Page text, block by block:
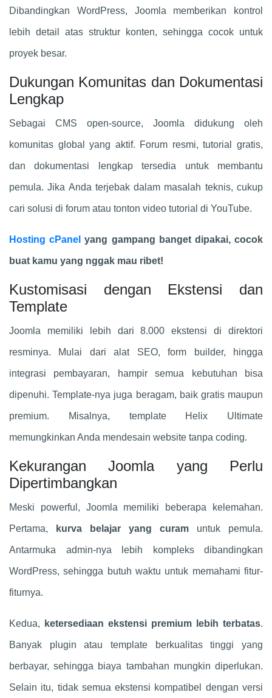
Dibandingkan WordPress, Joomla memberikan kontrol
lebih detail atas struktur konten, sehingga cocok untuk
proyek besar.
Dukungan Komunitas dan Dokumentasi
Lengkap
Sebagai CMS open-source, Joomla didukung oleh
komunitas global yang aktif. Forum resmi, tutorial gratis,
dan dokumentasi lengkap tersedia untuk membantu
pemula. Jika Anda terjebak dalam masalah teknis, cukup
cari solusi di forum atau tonton video tutorial di YouTube.
Hosting cPanel yang gampang banget dipakai, cocok
buat kamu yang nggak mau ribet!
Kustomisasi dengan Ekstensi dan
Template
Joomla memiliki lebih dari 8.000 ekstensi di direktori
resminya. Mulai dari alat SEO, form builder, hingga
integrasi pembayaran, hampir semua kebutuhan bisa
dipenuhi. Template-nya juga beragam, baik gratis maupun
premium. Misalnya, template Helix Ultimate
memungkinkan Anda mendesain website tanpa coding.
Kekurangan Joomla yang Perlu
Dipertimbangkan
Meski powerful, Joomla memiliki beberapa kelemahan.
Pertama, kurva belajar yang curam untuk pemula.
Antarmuka admin-nya lebih kompleks dibandingkan
WordPress, sehingga butuh waktu untuk memahami fitur-
fiturnya.
Kedua, ketersediaan ekstensi premium lebih terbatas.
Banyak plugin atau template berkualitas tinggi yang
berbayar, sehingga biaya tambahan mungkin diperlukan.
Selain itu, tidak semua ekstensi kompatibel dengan versi